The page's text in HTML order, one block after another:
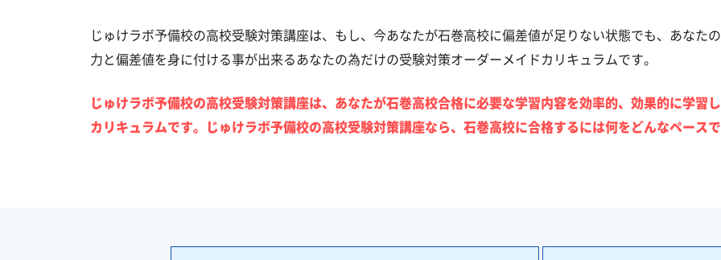
じゅけラボ予備校の高校受験対策講座は、もし、今あなたが石巻高校に偏差値が足りない状態でも、あなた
力と偏差値を身に付ける事が出来るあなたの為だけの受験対策オーダーメイドカリキュラムです。
じゅけラボ予備校の高校受験対策講座は、あなたが石巻高校合格に必要な学習内容を効率的、効果的に学習
カリキュラムです。じゅけラボ予備校の高校受験対策講座なら、石巻高校に合格するには何をどんなペース